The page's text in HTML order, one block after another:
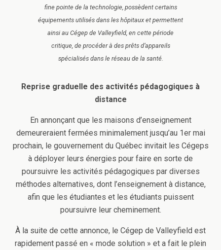
fine pointe de la technologie, possèdent certains
équipements utilisés dans les hôpitaux et permettent
ainsi au Cégep de Valleyfield, en cette période
critique, de procéder à des prêts d’appareils
spécialisés dans le réseau de la santé.
Reprise graduelle des activités pédagogiques à
distance
En annonçant que les maisons d’enseignement
demeureraient fermées minimalement jusqu’au 1er mai
prochain, le gouvernement du Québec invitait les Cégeps
à déployer leurs énergies pour faire en sorte de
poursuivre les activités pédagogiques par diverses
méthodes alternatives, dont l’enseignement à distance,
afin que les étudiantes et les étudiants puissent
poursuivre leur cheminement.
À la suite de cette annonce, le Cégep de Valleyfield est
rapidement passé en « mode solution » et a fait le plein